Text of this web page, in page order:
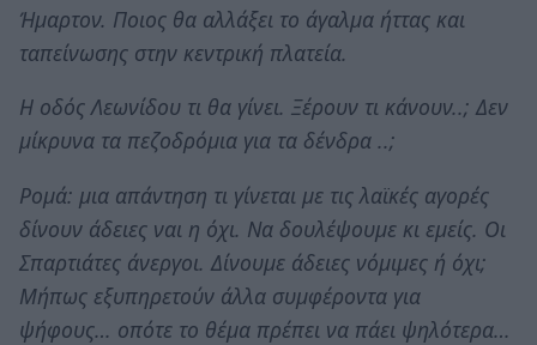
Ήμαρτον. Ποιος θα αλλάξει το άγαλμα ήττας και
ταπείνωσης στην κεντρική πλατεία.
Η οδός Λεωνίδου τι θα γίνει. Ξέρουν τι κάνουν..; Δεν
μίκρυνα τα πεζοδρόμια για τα δένδρα ..;
Ρομά: μια απάντηση τι γίνεται με τις λαϊκές αγορές
δίνουν άδειες ναι η όχι. Να δουλέψουμε κι εμείς. Οι
Σπαρτιάτες άνεργοι. Δίνουμε άδειες νόμιμες ή όχι;
Μήπως εξυπηρετούν άλλα συμφέροντα για
ψήφους… οπότε το θέμα πρέπει να πάει ψηλότερα…